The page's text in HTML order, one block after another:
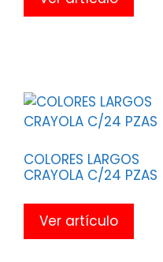
COLORES LARGOS
CRAYOLA C/24 PZAS
Ver artículo